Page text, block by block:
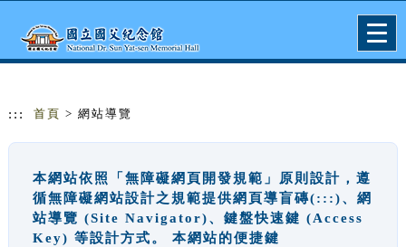
::: 首頁 > 網站導覽
本網站依照「無障礙網頁開發規範」原則設計，遵
循無障礙網站設計之規範提供網頁導盲磚(:::)、網
站導覽 (Site Navigator)、鍵盤快速鍵 (Access
Key) 等設計方式。 本網站的便捷鍵